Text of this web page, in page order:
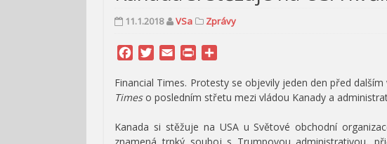
11.1.2018 VSa Zprávy
Facebook
Twitter
Email Print
Financial Times. Protesty se objevily jeden den před
Timeso posledním střetu mezi vládou Kanady a
Kanada si stěžuje na USA u Světové obchodní